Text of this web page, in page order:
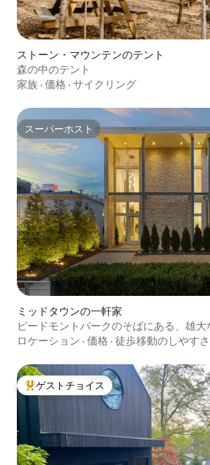
ストーン・マウンテンのテント
森の中のテント
家族 · 価格 · サイクリング
スーパーホスト
スーパーホスト
ミッドタウンの一軒家
ピードモントパークのそばにある、雄大
モダンな宿泊先
ロケーション · 価格 · 徒歩移動のしやすさ
大好評のゲストチョイスです。
ゲストチョイス